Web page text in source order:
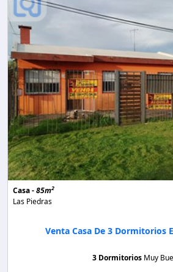
Casa -85m2
Las Piedras
Venta Casa De 3 Dormitorios
3 Dormitorios Muy